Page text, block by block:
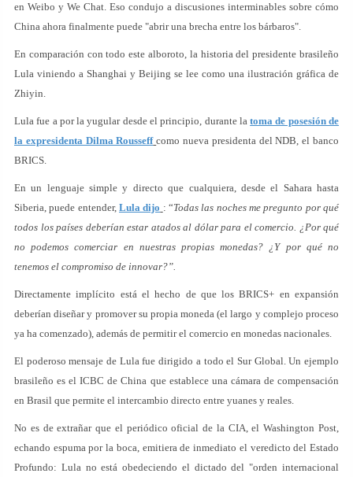
en Weibo y We Chat. Eso condujo a discusiones interminables sobre cómo
China ahora finalmente puede "abrir una brecha entre los bárbaros".
En comparación con todo este alboroto, la historia del presidente brasileño
Lula viniendo a Shanghai y Beijing se lee como una ilustración gráfica de
Zhiyin.
Lula fue a por la yugular desde el principio, durante latoma de posesión de
la expresidenta Dilma Rousseff como nueva presidenta del NDB, el banco
BRICS.
En un lenguaje simple y directo que cualquiera, desde el Sahara hasta
Siberia, puede entender, Lula dijo : “Todas las noches me pregunto por qué
todos los países deberían estar atados al dólar para el comercio. ¿Por qué
no podemos comerciar en nuestras propias monedas? ¿Y por qué no
tenemos el compromiso de innovar?”.
Directamente implícito está el hecho de que los BRICS+ en expansión
deberían diseñar y promover su propia moneda (el largo y complejo proceso
ya ha comenzado), además de permitir el comercio en monedas nacionales.
El poderoso mensaje de Lula fue dirigido a todo el Sur Global. Un ejemplo
brasileño es el ICBC de China que establece una cámara de compensación
en Brasil que permite el intercambio directo entre yuanes y reales.
No es de extrañar que el periódico oficial de la CIA, el Washington Post,
echando espuma por la boca, emitiera de inmediato el veredicto del Estado
Profundo: Lula no está obedeciendo el dictado del "orden internacional